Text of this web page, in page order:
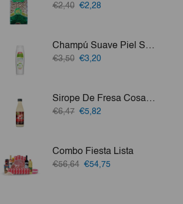
€2,40 El
€2,40.
€2,28El
€2,28.
Champú Suave Piel Sana IE 750 Ml
€3,50 El
€3,50.
€3,20El
€3,20.
Sirope De Fresa Cosami 1.2 Lt
€6,47 El
€6,47.
€5,82El
€5,82.
Combo Fiesta Lista
€56,64 El
€54,75El